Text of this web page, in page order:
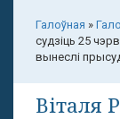
Галоўная »
судзіць 25
вынеслі
Віталя